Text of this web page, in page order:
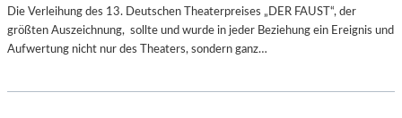
Die Verleihung des 13. Deutschen Theaterpreises „DER FAUST“, der
größten Auszeichnung, sollte und wurde in jeder Beziehung ein Ereignis und
Aufwertung nicht nur des Theaters, sondern ganz…